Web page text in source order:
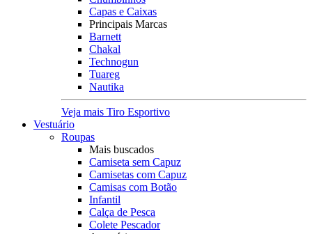
Capas e Caixas
Principais Marcas
Barnett
Chakal
Technogun
Tuareg
Nautika
Veja mais Tiro Esportivo
Vestuário
Roupas
Mais buscados
Camiseta sem Capuz
Camisetas com Capuz
Camisas com Botão
Infantil
Calça de Pesca
Colete Pescador